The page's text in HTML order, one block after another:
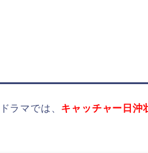
ラマでは、 キャッチャー日沖